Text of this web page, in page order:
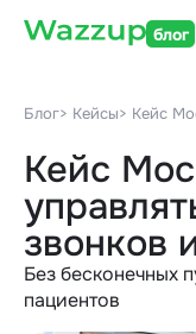
блог
Блог> Кейсы> Кейс
Кейс
звонков
Без бесконечных
пациентов